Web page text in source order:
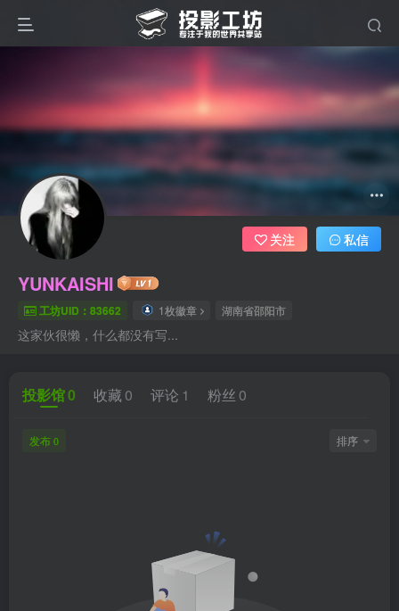
YUNKAISHI
工坊UID：83662 1枚徽章 湖南省邵阳市
这家伙很懒，什么都没有写...
关注 私信
投影馆0 收藏 0 评论 1 粉丝 0
发布 0 排序